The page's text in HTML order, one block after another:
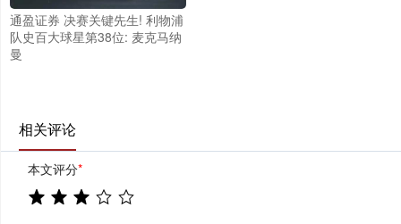
通盈证券 决赛关键先生! 利物浦
队史百大球星第38位: 麦克马纳
曼
相关评论
本文评分*